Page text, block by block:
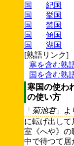
国
紀国
国
挙国
国
禁国
国
傾国
国
湖国
[熟語リンク]
寒を含む熟
国を含む熟
寒国の使わ
の使い方
「 菊池君」よ
に転げ出し
室《へや》の
中で待つて居